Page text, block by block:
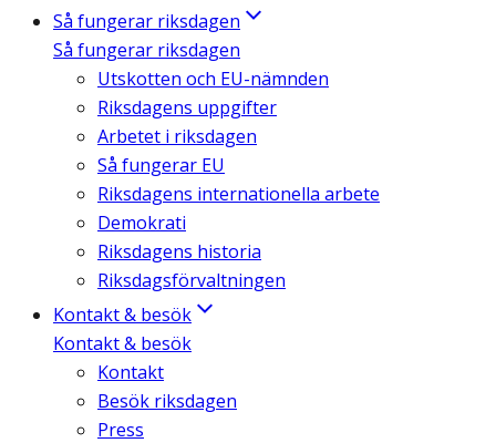
Så fungerar riksdagen
Så fungerar riksdagen
Utskotten och EU-nämnden
Riksdagens uppgifter
Arbetet i riksdagen
Så fungerar EU
Riksdagens internationella arbete
Demokrati
Riksdagens historia
Riksdagsförvaltningen
Kontakt & besök
Kontakt & besök
Kontakt
Besök riksdagen
Press